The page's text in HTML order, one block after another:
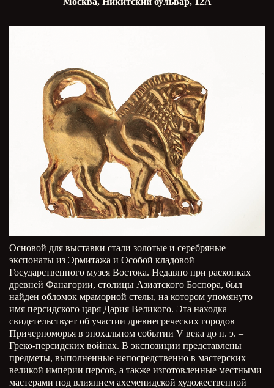
Основой для выставки стали золотые и серебряные
экспонаты из Эрмитажа и Особой кладовой
Государственного музея Востока. Недавно при раскопках
древней Фанагории, столицы Азиатского Боспора, был
найден обломок мраморной стелы, на котором упомянуто
имя персидского царя Дария Великого. Эта находка
свидетельствует об участии древнегреческих городов
Причерноморья в эпохальном событии V века до н. э. –
Греко-персидских войнах. В экспозиции представлены
предметы, выполненные непосредственно в мастерских
великой империи персов, а также изготовленные местными
мастерами под влиянием ахеменидской художественной